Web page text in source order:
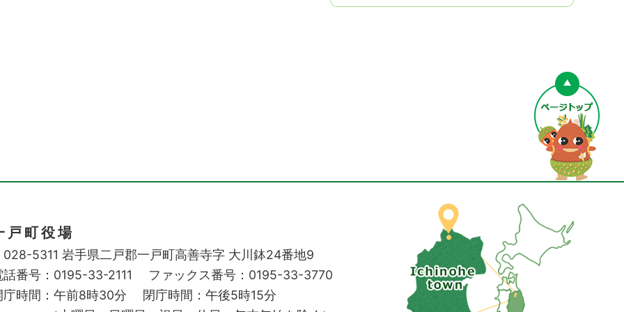
戸町役場
028-5311 岩手県二戸郡一戸町高善寺字 大川鉢24番地9
話番号：0195-33-2111
ファックス番号：0195-33-3770
庁時間：午前8時30分
閉庁時間：午後5時15分